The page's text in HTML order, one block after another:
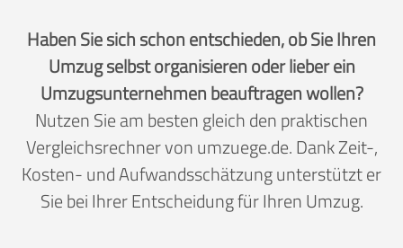
Haben Sie sich schon entschieden, ob Sie Ihren
Umzug selbst organisieren oder lieber ein
Umzugsunternehmen beauftragen wollen?
Nutzen Sie am besten gleich den praktischen
Vergleichsrechner von umzuege.de. Dank Zeit-,
Kosten- und Aufwandsschätzung unterstützt er
Sie bei Ihrer Entscheidung für Ihren Umzug.